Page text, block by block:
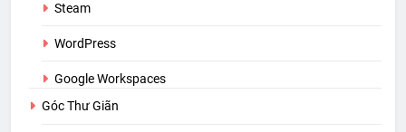
Steam
WordPress
Google Workspaces
Góc Thư Giãn